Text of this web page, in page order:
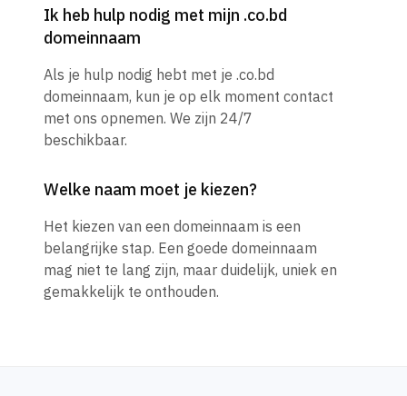
Ik heb hulp nodig met mijn .co.bd
domeinnaam
Als je hulp nodig hebt met je .co.bd
domeinnaam, kun je op elk moment contact
met ons opnemen. We zijn 24/7
beschikbaar.
Welke naam moet je kiezen?
Het kiezen van een domeinnaam is een
belangrijke stap. Een goede domeinnaam
mag niet te lang zijn, maar duidelijk, uniek en
gemakkelijk te onthouden.